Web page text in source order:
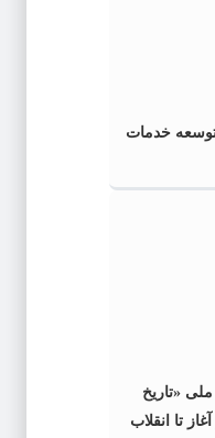
توسعه خدمات
«تاریخ
تا انقلاب